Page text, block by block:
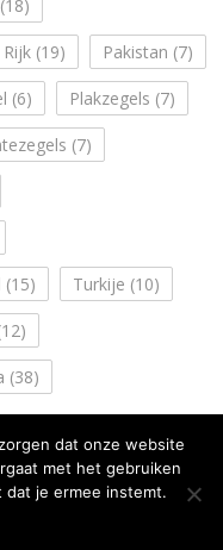
(18)
(19) Pakistan (7)
(6) Plakzegels (7)
(7)
(15) Turkije (10)
(38)
dat onze website
met het gebruiken
dat je ermee instemt.